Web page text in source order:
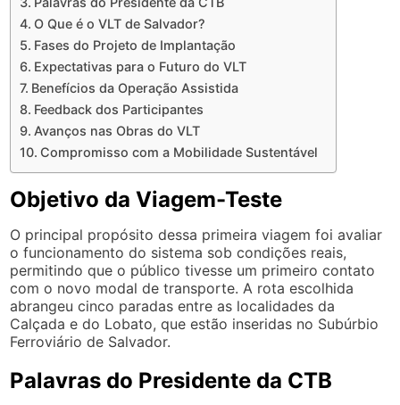
O Que é o VLT de Salvador?
Fases do Projeto de Implantação
Expectativas para o Futuro do VLT
Benefícios da Operação Assistida
Feedback dos Participantes
Avanços nas Obras do VLT
Compromisso com a Mobilidade Sustentável
Objetivo da Viagem-Teste
O principal propósito dessa primeira viagem foi avaliar
o funcionamento do sistema sob condições reais,
permitindo que o público tivesse um primeiro contato
com o novo modal de transporte. A rota escolhida
abrangeu cinco paradas entre as localidades da
Calçada e do Lobato, que estão inseridas no Subúrbio
Ferroviário de Salvador.
Palavras do Presidente da CTB